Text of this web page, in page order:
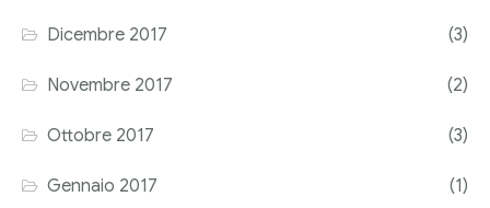
Dicembre 2017 (3)
Novembre 2017 (2)
Ottobre 2017 (3)
Gennaio 2017 (1)